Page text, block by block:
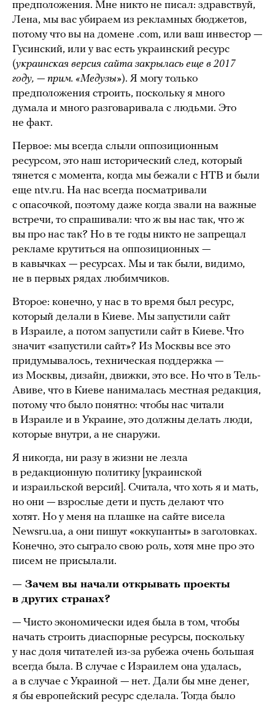
предположения. Мне никто не писал: здравствуй,
Лена, мы вас убираем из рекламных бюджетов,
потому что вы на домене .com, или ваш инвестор —
Гусинский, или у вас есть украинский ресурс
(украинская версия сайта закрылась еще в 2017
году, — прим. «Медузы»). Я могу только
предположения строить, поскольку я много
думала и много разговаривала с людьми. Это
не факт.
Первое: мы всегда слыли оппозиционным
ресурсом, это наш исторический след, который
тянется с момента, когда мы бежали с НТВ и были
еще ntv.ru. На нас всегда посматривали
с опасочкой, поэтому даже когда звали на важные
встречи, то спрашивали: что ж вы нас так, что ж
вы про нас так? Но в те годы никто не запрещал
рекламе крутиться на оппозиционных —
в кавычках — ресурсах. Мы и так были, видимо,
не в первых рядах любимчиков.
Второе: конечно, у нас в то время был ресурс,
который делали в Киеве. Мы запустили сайт
в Израиле, а потом запустили сайт в Киеве. Что
значит «запустили сайт»? Из Москвы все это
придумывалось, техническая поддержка —
из Москвы, дизайн, движки, это все. Но что в Тель-
Авиве, что в Киеве нанималась местная редакция,
потому что было понятно: чтобы нас читали
в Израиле и в Украине, это должны делать люди,
которые внутри, а не снаружи.
Я никогда, ни разу в жизни не лезла
в редакционную политику [украинской
и израильской версий]. Считала, что хоть я и мать,
но они — взрослые дети и пусть делают что
хотят. Но у меня на плашке на сайте висела
Newsru.ua, а они пишут «оккупанты» в заголовках.
Конечно, это сыграло свою роль, хотя мне про это
писем не присылали.
— Зачем вы начали открывать проекты
в других странах?
— Чисто экономически идея была в том, чтобы
начать строить диаспорные ресурсы, поскольку
у нас доля читателей из-за рубежа очень большая
всегда была. В случае с Израилем она удалась,
а в случае с Украиной — нет. Дали бы мне денег,
я бы европейский ресурс сделала. Тогда было